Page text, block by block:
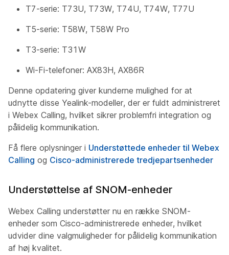
T7-serie: T73U, T73W, T74U, T74W, T77U
T5-serie: T58W, T58W Pro
T3-serie: T31W
Wi-Fi-telefoner: AX83H, AX86R
Denne opdatering giver kunderne mulighed for at
udnytte disse Yealink-modeller, der er fuldt administreret
i Webex Calling, hvilket sikrer problemfri integration og
pålidelig kommunikation.
Få flere oplysninger i Understøttede enheder til Webex
Calling og Cisco-administrerede tredjepartsenheder
Understøttelse af SNOM-enheder
Webex Calling understøtter nu en række SNOM-
enheder som Cisco-administrerede enheder, hvilket
udvider dine valgmuligheder for pålidelig kommunikation
af høj kvalitet.